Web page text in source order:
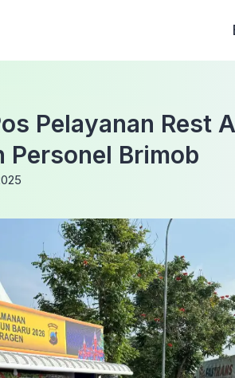
Pelayanan Rest
Personel Brimob